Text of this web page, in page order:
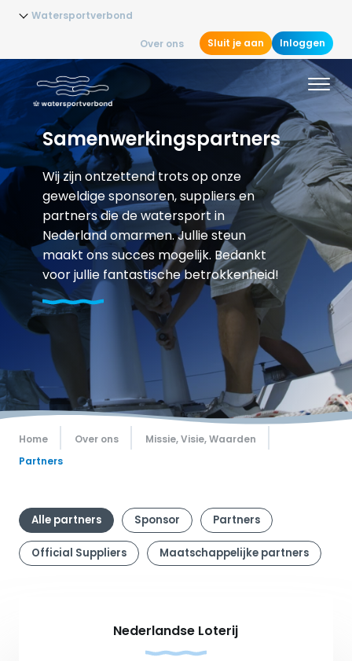
Watersportverbond
Over ons Sluit je aan Inloggen
Samenwerkingspartners
Wij zijn ontzettend trots op onze
geweldige sponsoren, suppliers en
partners die de watersport in
Nederland omarmen. Jullie steun
maakt ons succes mogelijk. Bedankt
voor jullie fantastische betrokkenheid!
Home Over ons
Missie, Visie, Waarden
Partners
Alle partners Sponsor Partners
Official Suppliers Maatschappelijke partners
Nederlandse Loterij